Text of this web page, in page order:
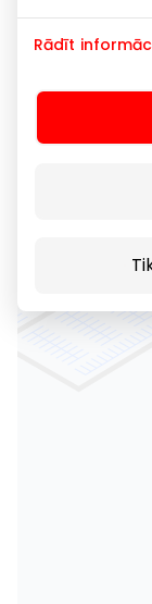
Rādīt